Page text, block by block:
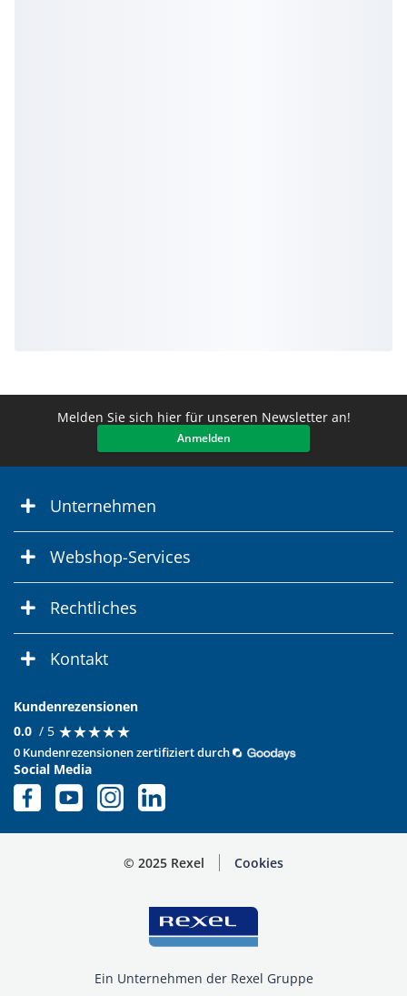
Melden Sie sich hier für unseren Newsletter an!
Anmelden
Unternehmen
Webshop-Services
Rechtliches
Kontakt
Kundenrezensionen
0.0 / 5 ★★★★★
★★★★★
0 Kundenrezensionen zertifiziert durch
Social Media
© 2025 Rexel Cookies
Ein Unternehmen der Rexel Gruppe